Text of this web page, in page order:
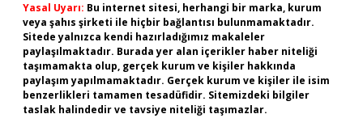
Yasal Uyarı: Bu internet sitesi, herhangi bir marka, kurum
veya şahıs şirketi ile hiçbir bağlantısı bulunmamaktadır.
Sitede yalnızca kendi hazırladığımız makaleler
paylaşılmaktadır. Burada yer alan içerikler haber niteliği
taşımamakta olup, gerçek kurum ve kişiler hakkında
paylaşım yapılmamaktadır. Gerçek kurum ve kişiler ile isim
benzerlikleri tamamen tesadüfidir. Sitemizdeki bilgiler
taslak halindedir ve tavsiye niteliği taşımazlar.